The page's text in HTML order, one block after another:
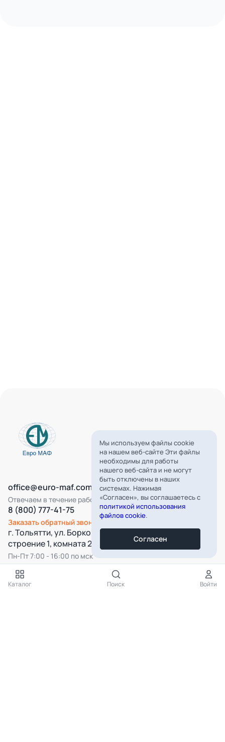
Все категории
Каталог Поиск Войти
office@euro-maf.com
Отвечаем в течение рабочего дня
8 (800) 777-41-75
Заказать обратный звонок
г. Тольятти, ул. Борковская, д. 16,
строение 1, комната 22
Пн-Пт 7:00 - 16:00 по мск
Подпишитесь на нашу рассылку
Мы используем файлы cookie
на нашем веб-сайте Эти файлы
необходимы для работы
нашего веб-сайта и не могут
быть отключены в наших
системах. Нажимая
«Согласен», вы соглашаетесь с
политикой использования
файлов cookie.
Согласен